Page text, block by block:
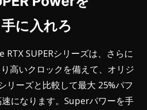
手に入れろ
RTX SUPERシリーズは、さらに
高いクロックを備えて、オリジ
リーズと比較して最大 25%パフ
になります。Superパワーを手